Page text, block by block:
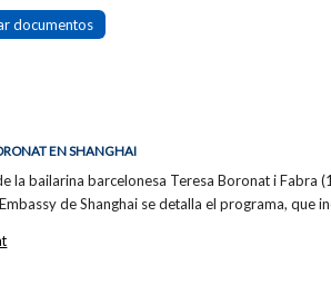
documentos
EN SHANGHAI
la bailarina barcelonesa Teresa Boronat i
de Shanghai se detalla el programa, que